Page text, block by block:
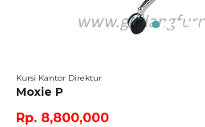
Kursi Kantor Direktur
Moxie P
Rp. 8,800,000